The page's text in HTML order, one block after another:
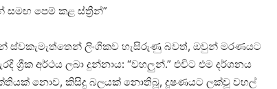
සමඟ පෙම් කළ ස්ත්‍රීන්”
ස්වකැමැත්තෙන් ලිංගිකව හැසිරුණු බවත්, ඔවුන් මරණයට
ග්‍රීක අර්ථය ලබා දුන්නාය: “වහලුන්.” එවිට එම දර්ශනය
නොව, කිසිදු බලයක් නොතිබූ, දූෂණයට ලක්වූ වහල්